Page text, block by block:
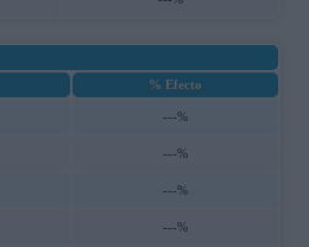
% Efecto
---%
---%
---%
---%